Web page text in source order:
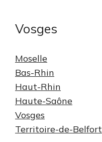
Vosges
Moselle
Bas-Rhin
Haut-Rhin
Haute-Saône
Vosges
Territoire-de-Belfort